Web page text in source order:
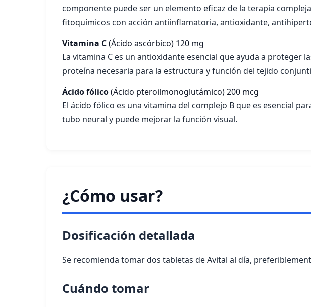
componente puede ser un elemento eficaz de la terapia
fitoquímicos con acción antiinflamatoria, antioxidante,
Vitamina C(Ácido ascórbico) 120 mg
La vitamina C es un antioxidante esencial que ayuda a proteger
proteína necesaria para la estructura y función del tejido
Ácido fólico(Ácido pteroilmonoglutámico)200 mcg
El ácido fólico es una vitamina del complejo B que es esencial
tubo neural y puede mejorar la función visual.
¿Cómo usar?
Dosificación detallada
Se recomienda tomar dos tabletas de Avital al día,
Cuándo tomar